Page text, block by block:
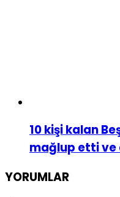
10 kişi kalan
mağlup etti ve
YORUMLAR